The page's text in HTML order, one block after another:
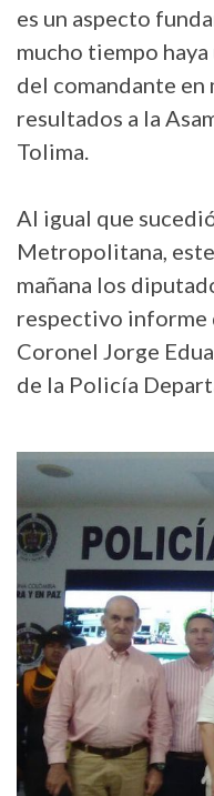
es un aspecto
mucho tiempo
del comandante
resultados a la
Tolima.
Al igual que
Metropolitana,
mañana los
respectivo informe
Coronel Jorge
de la Policía